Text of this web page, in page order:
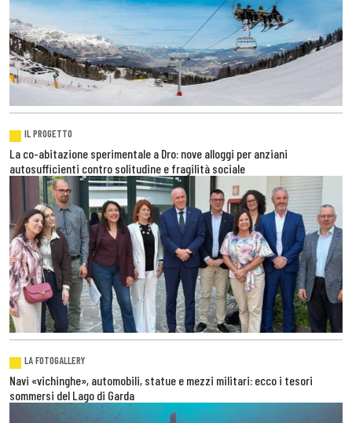
IL PROGETTO
La co-abitazione sperimentale a Dro: nove alloggi per anziani
autosufficienti contro solitudine e fragilità sociale
LA FOTOGALLERY
Navi «vichinghe», automobili, statue e mezzi militari: ecco i tesori
sommersi del Lago di Garda